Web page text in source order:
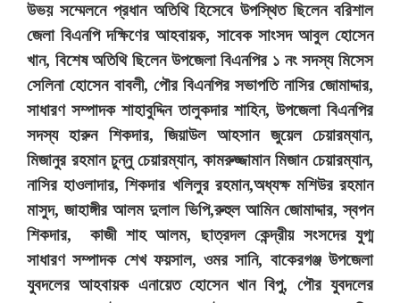
উভয় সম্মেলনে প্রধান অতিথি হিসেবে উপস্থিত ছিলেন বরিশাল
জেলা বিএনপি দক্ষিণের আহবায়ক, সাবেক সাংসদ আবুল হোসেন
খান, বিশেষ অতিথি ছিলেন উপজেলা বিএনপির ১ নং সদস্য মিসেস
সেলিনা হোসেন বাবলী, পৌর বিএনপির সভাপতি নাসির জোমাদ্দার,
সাধারণ সম্পাদক শাহাবুদ্দিন তালুকদার শাহিন, উপজেলা বিএনপির
সদস্য হারুন শিকদার, জিয়াউল আহসান জুয়েল চেয়ারম্যান,
মিজানুর রহমান চুন্নু চেয়ারম্যান, কামরুজ্জামান মিজান চেয়ারম্যান,
নাসির হাওলাদার, শিকদার খলিলুর রহমান,অধ্যক্ষ মশিউর রহমান
মাসুদ, জাহাঙ্গীর আলম দুলাল ভিপি,রুহুল আমিন জোমাদ্দার, স্বপন
শিকদার, কাজী শাহ আলম, ছাত্রদল কেন্দ্রীয় সংসদের যুগ্ম
সাধারণ সম্পাদক শেখ ফয়সাল, ওমর সানি, বাকেরগঞ্জ উপজেলা
যুবদলের আহবায়ক এনায়েত হোসেন খান বিপু, পৌর যুবদলের